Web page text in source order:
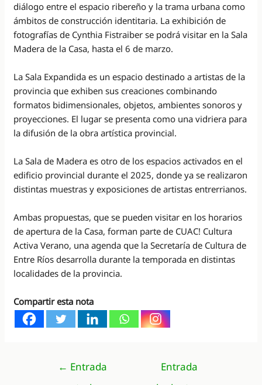
diálogo entre el espacio ribereño y la trama urbana como
ámbitos de construcción identitaria. La exhibición de
fotografías de Cynthia Fistraiber se podrá visitar en la Sala
Madera de la Casa, hasta el 6 de marzo.
La Sala Expandida es un espacio destinado a artistas de la
provincia que exhiben sus creaciones combinando
formatos bidimensionales, objetos, ambientes sonoros y
proyecciones. El lugar se presenta como una vidriera para
la difusión de la obra artística provincial.
La Sala de Madera es otro de los espacios activados en el
edificio provincial durante el 2025, donde ya se realizaron
distintas muestras y exposiciones de artistas entrerrianos.
Ambas propuestas, que se pueden visitar en los horarios
de apertura de la Casa, forman parte de CUAC! Cultura
Activa Verano, una agenda que la Secretaría de Cultura de
Entre Ríos desarrolla durante la temporada en distintas
localidades de la provincia.
Compartir esta nota
Navegación
← Entrada
Entrada